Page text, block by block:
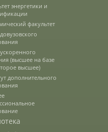
энергетики и
факультет
(высшее на базе
высшее)
дополнительного